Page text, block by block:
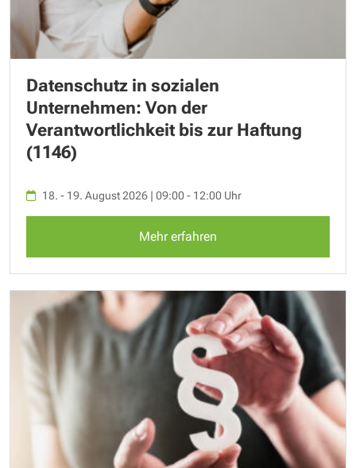
Datenschutz in sozialen
Unternehmen: Von der
Verantwortlichkeit bis zur Haftung
(1146)
18. - 19. August 2026 | 09:00 - 12:00 Uhr
Mehr erfahren